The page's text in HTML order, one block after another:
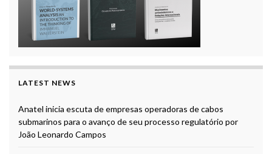
LATEST NEWS
Anatel inicia escuta de empresas operadoras de cabos
submarinos para o avanço de seu processo regulatório por
João Leonardo Campos